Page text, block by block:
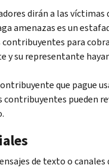
dirán a las víctimas
amenazas es un
para
y su representante
que pague
pueden
de texto o canales